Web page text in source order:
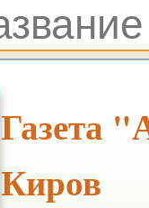
Газета
Киров